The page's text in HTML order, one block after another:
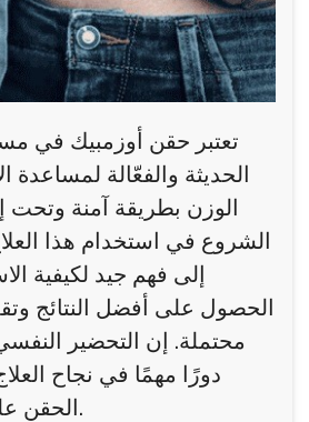
تعتبر حقن أوزمبيك في
الحديثة والفعّالة لمساعدة
الوزن بطريقة آمنة
الشروع في استخدام هذا
إلى فهم جيد لكيفية
الحصول على أفضل النتائج
محتملة. إن التحضير
دورًا مهمًا في نجاح
الحقن على المدى الطويل.